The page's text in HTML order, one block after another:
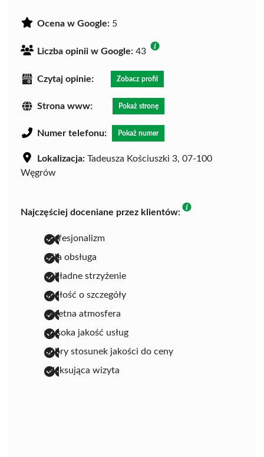
Ocena w Google: 5
Liczba opinii w Google: 43
Czytaj opinie: Zobacz profil
Strona www: Pokaż stronę
Numer telefonu: Pokaż numer
Lokalizacja: Tadeusza Kościuszki 3, 07-100
Węgrów
Najczęściej doceniane przez klientów:
profesjonalizm
miła obsługa
dokładne strzyżenie
dbałość o szczegóły
świetna atmosfera
wysoka jakość usług
dobry stosunek jakości do ceny
relaksująca wizyta